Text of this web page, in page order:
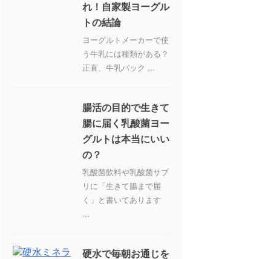
れ！自家製ヨーグル
トの結論
ヨーグルトメーカーで使
う牛乳には種類がある？
正直、牛乳パック ...
腸活の目的で生きて
腸に届く乳酸菌ヨー
グルトは本当にいい
の？
乳酸菌飲料や乳酸菌サプ
リに「生きて腸まで届
く」と書いてあります
...
硬水で毎朝お通じを